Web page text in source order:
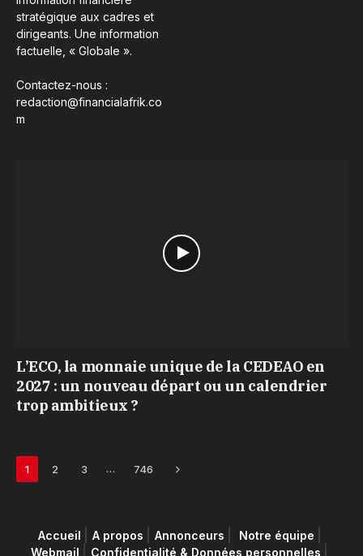
stratégique aux cadres et
dirigeants. Une information
factuelle, « Globale ».
Contactez-nous :
redaction@financialafrik.co
m
L’ECO, la monnaie unique de la CEDEAO en
2027 : un nouveau départ ou un calendrier
trop ambitieux ?
1 2 3 … 746 Next
Accueil A propos Annonceurs
Notre équipe
Webmail
Confidentialité & Données personnelles